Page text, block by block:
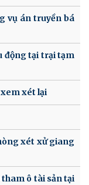
vụ án truyền bá
động tại trại tạm
xem xét lại
xét xử giang
tham ô tài sản tại